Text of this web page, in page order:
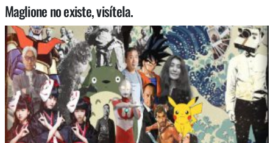
Maglione no existe, visítela.